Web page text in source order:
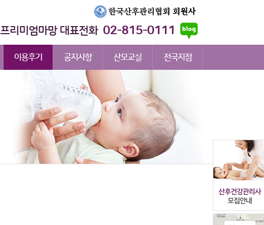
프리미엄마망 대표전화 02-815-0111
이용후기 공지사항 산모교실 전국지점